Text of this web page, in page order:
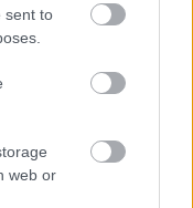
sent to
web or
eredmény
százalékkal
növelték, főleg
ig
majd
miatt